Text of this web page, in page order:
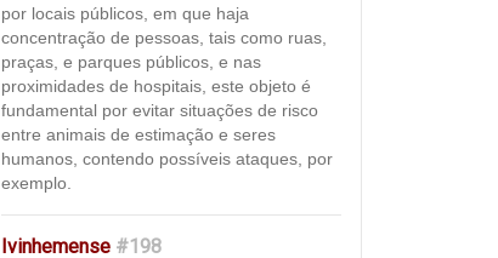
por locais públicos, em que haja
concentração de pessoas, tais como ruas,
praças, e parques públicos, e nas
proximidades de hospitais, este objeto é
fundamental por evitar situações de risco
entre animais de estimação e seres
humanos, contendo possíveis ataques, por
exemplo.
Ivinhemense #198